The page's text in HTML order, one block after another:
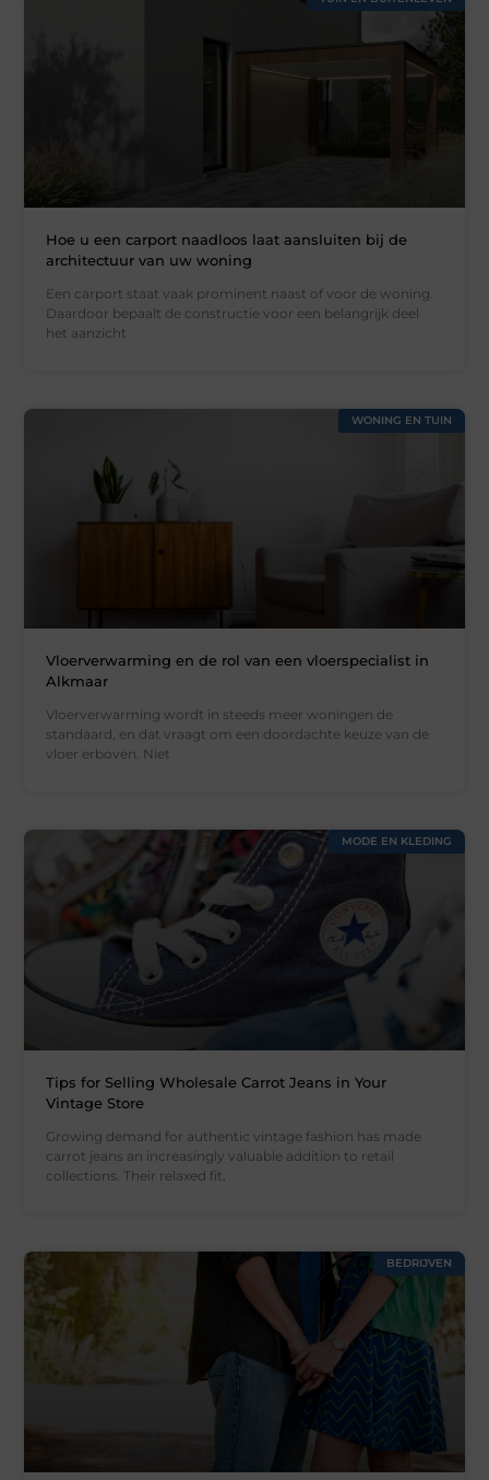
Hoe u een carport naadloos laat aansluiten bij de
architectuur van uw woning
Een carport staat vaak prominent naast of voor de woning.
Daardoor bepaalt de constructie voor een belangrijk deel
het aanzicht
WONING EN TUIN
Vloerverwarming en de rol van een vloerspecialist in
Alkmaar
Vloerverwarming wordt in steeds meer woningen de
standaard, en dat vraagt om een doordachte keuze van de
vloer erboven. Niet
MODE EN KLEDING
Tips for Selling Wholesale Carrot Jeans in Your
Vintage Store
Growing demand for authentic vintage fashion has made
carrot jeans an increasingly valuable addition to retail
collections. Their relaxed fit,
BEDRIJVEN